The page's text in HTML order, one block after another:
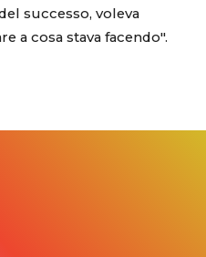
successo, voleva
a cosa stava facendo".